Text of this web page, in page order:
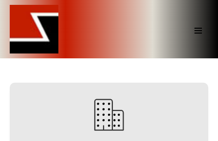
≡
Vermietungsservice durch unseren
Partner Dr. Heilmann und Petters
Immobilien- Management